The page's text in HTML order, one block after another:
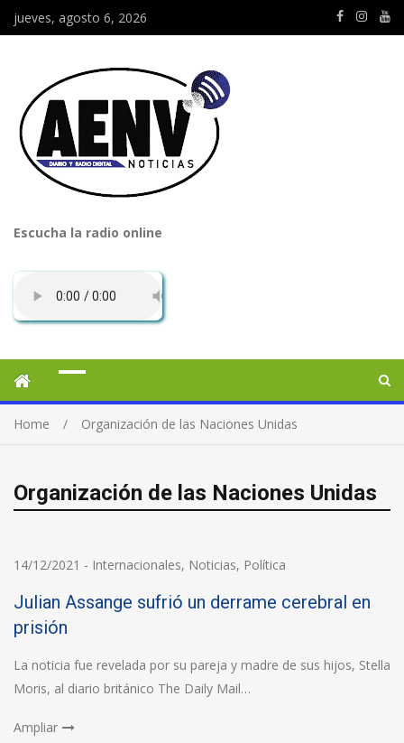
jueves, agosto 6, 2026
Escucha la radio online
Home Organización de las Naciones Unidas
Organización de las Naciones Unidas
14/12/2021 - Internacionales, Noticias, Política
Julian Assange sufrió un derrame cerebral en
prisión
La noticia fue revelada por su pareja y madre de sus hijos, Stella
Moris, al diario británico The Daily Mail…
Ampliar